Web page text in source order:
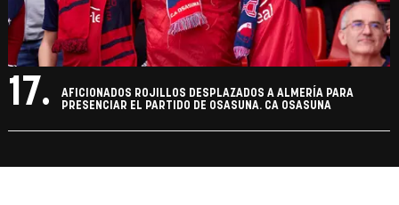
17.
AFICIONADOS ROJILLOS DESPLAZADOS A ALMERÍA PARA
PRESENCIAR EL PARTIDO DE OSASUNA. CA OSASUNA